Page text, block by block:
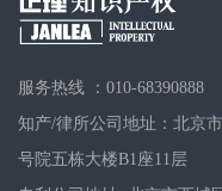
服务热线 ：010-68390888
知产/律所公司地址：北京
号院五栋大楼B1座11层